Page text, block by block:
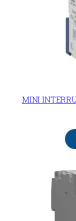
MINI